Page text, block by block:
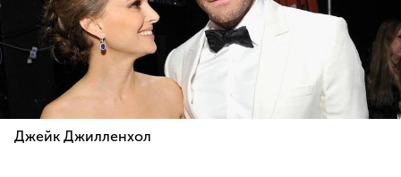
Джейк Джилленхол